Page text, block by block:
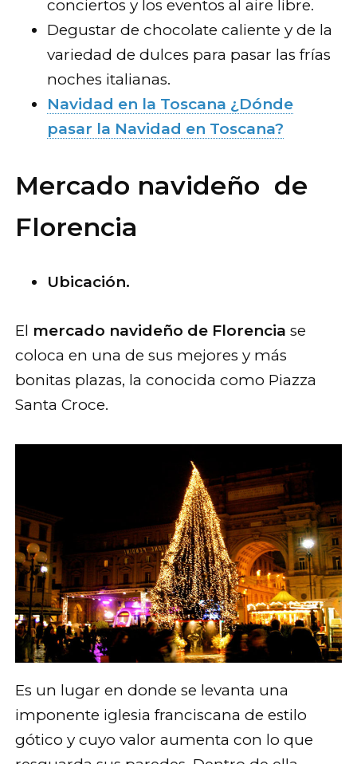
conciertos y los eventos al aire libre.
Degustar de chocolate caliente y de la
variedad de dulces para pasar las frías
noches italianas.
Navidad en la Toscana ¿Dónde
pasar la Navidad en Toscana?
Mercado navideño de
Florencia
Ubicación.
El mercado navideño de Florencia se
coloca en una de sus mejores y más
bonitas plazas, la conocida como Piazza
Santa Croce.
Es un lugar en donde se levanta una
imponente iglesia franciscana de estilo
gótico y cuyo valor aumenta con lo que